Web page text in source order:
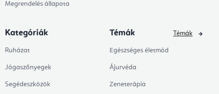
Megrendelés állapota
Kategóriák
Ruházat
Jógaszőnyegek
Segédeszközök
Témák
Egészséges életmód
Ájurvéda
Zeneterápia
Témák